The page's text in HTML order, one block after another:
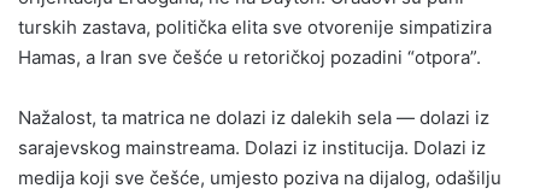
turskih zastava, politička elita sve otvorenije simpatizira
Hamas, a Iran sve češće u retoričkoj pozadini “otpora”.
Nažalost, ta matrica ne dolazi iz dalekih sela — dolazi iz
sarajevskog mainstreama. Dolazi iz institucija. Dolazi iz
medija koji sve češće, umjesto poziva na dijalog, odašilju